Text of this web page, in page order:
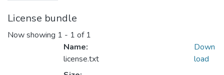
License bundle
Now showing 1 - 1 of 1
Name:
license.txt
Down
load